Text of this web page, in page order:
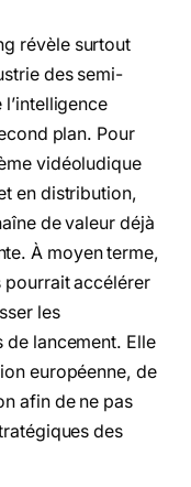
révèle surtout
des semi-
plan. Pour
vidéoludique
en distribution,
de valeur déjà
À moyen terme,
pourrait accélérer
les
lancement. Elle
européenne, de
afin de ne pas
des